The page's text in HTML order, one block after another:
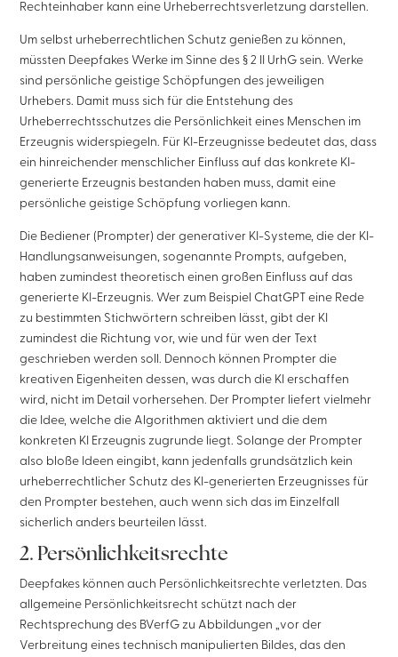
Rechteinhaber kann eine Urheberrechtsverletzung darstellen.
Um selbst urheberrechtlichen Schutz genießen zu können,
müssten Deepfakes Werke im Sinne des § 2 II UrhG sein. Werke
sind persönliche geistige Schöpfungen des jeweiligen
Urhebers. Damit muss sich für die Entstehung des
Urheberrechtsschutzes die Persönlichkeit eines Menschen im
Erzeugnis widerspiegeln. Für KI-Erzeugnisse bedeutet das, dass
ein hinreichender menschlicher Einfluss auf das konkrete KI-
generierte Erzeugnis bestanden haben muss, damit eine
persönliche geistige Schöpfung vorliegen kann.
Die Bediener (Prompter) der generativer KI-Systeme, die der KI-
Handlungsanweisungen, sogenannte Prompts, aufgeben,
haben zumindest theoretisch einen großen Einfluss auf das
generierte KI-Erzeugnis. Wer zum Beispiel ChatGPT eine Rede
zu bestimmten Stichwörtern schreiben lässt, gibt der KI
zumindest die Richtung vor, wie und für wen der Text
geschrieben werden soll. Dennoch können Prompter die
kreativen Eigenheiten dessen, was durch die KI erschaffen
wird, nicht im Detail vorhersehen. Der Prompter liefert vielmehr
die Idee, welche die Algorithmen aktiviert und die dem
konkreten KI Erzeugnis zugrunde liegt. Solange der Prompter
also bloße Ideen eingibt, kann jedenfalls grundsätzlich kein
urheberrechtlicher Schutz des KI-generierten Erzeugnisses für
den Prompter bestehen, auch wenn sich das im Einzelfall
sicherlich anders beurteilen lässt.
2. Persönlichkeitsrechte
Deepfakes können auch Persönlichkeitsrechte verletzten. Das
allgemeine Persönlichkeitsrecht schützt nach der
Rechtsprechung des BVerfG zu Abbildungen „vor der
Verbreitung eines technisch manipulierten Bildes, das den